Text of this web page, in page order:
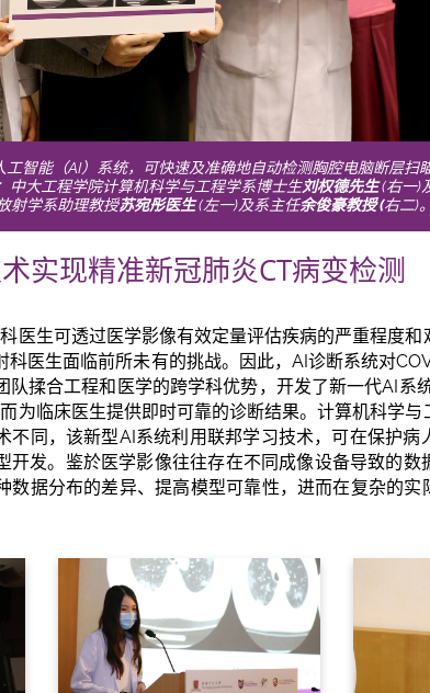
智能（AI）系统，可快速及准确地自动检测胸腔电脑断层扫
中大工程学院计算机科学与工程学系博士生刘权德先生(右一)
射学系助理教授苏宛彤医生(左一)及系主任余俊豪教授(右二)。
实现精准新冠肺炎CT病变检测
医生可透过医学影像有效定量评估疾病的严重程度和
医生面临前所未有的挑战。因此，AI诊断系统对
队揉合工程和医学的跨学科优势，开发了新一代AI系
为临床医生提供即时可靠的诊断结果。计算机科学与
不同，该新型AI系统利用联邦学习技术，可在保护
开发。鉴於医学影像往往存在不同成像设备导致的数
数据分布的差异、提高模型可靠性，进而在复杂的实